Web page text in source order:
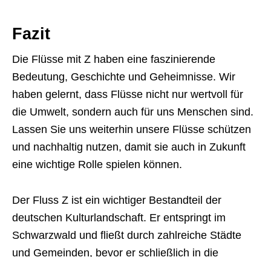
Fazit
Die Flüsse mit Z haben eine faszinierende
Bedeutung, Geschichte und Geheimnisse. Wir
haben gelernt, dass Flüsse nicht nur wertvoll für
die Umwelt, sondern auch für uns Menschen sind.
Lassen Sie uns weiterhin unsere Flüsse schützen
und nachhaltig nutzen, damit sie auch in Zukunft
eine wichtige Rolle spielen können.
Der Fluss Z ist ein wichtiger Bestandteil der
deutschen Kulturlandschaft. Er entspringt im
Schwarzwald und fließt durch zahlreiche Städte
und Gemeinden, bevor er schließlich in die